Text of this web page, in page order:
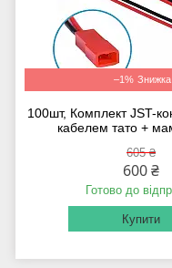
–1%
100шт, Комплект JST-
кабелем тато +
605 ₴
600 ₴
Готово до
Купити